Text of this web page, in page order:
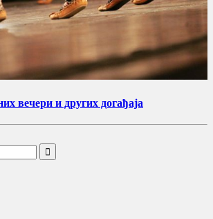
вечери и других догађаја